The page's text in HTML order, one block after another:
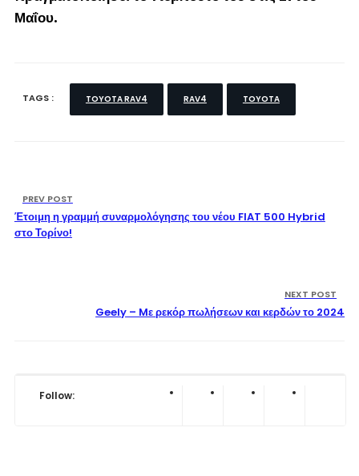
Μαΐου.
TAGS : TOYOTA RAV4 RAV4 TOYOTA
PREV POST
Έτοιμη η γραμμή συναρμολόγησης του νέου FIAT 500 Hybrid
στο Τορίνο!
NEXT POST
Geely – Mε ρεκόρ πωλήσεων και κερδών το 2024
Follow: